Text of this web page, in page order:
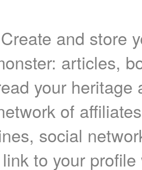
Create and store
articles,
your heritage
of
social
to your